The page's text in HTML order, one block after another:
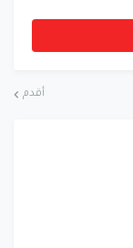
أقدم